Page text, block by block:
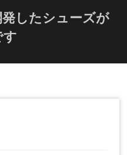
したシューズが